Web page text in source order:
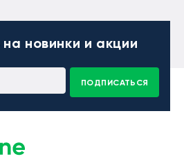
на новинки и акции
ПОДПИСАТЬСЯ